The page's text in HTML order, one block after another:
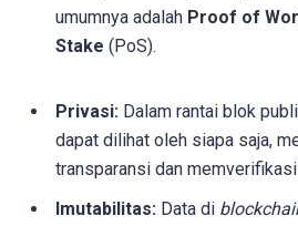
umumnya adalah Proof of
Stake (PoS).
Privasi: Dalam rantai blok
dapat dilihat oleh siapa saja,
transparansi dan
Imutabilitas: Data di